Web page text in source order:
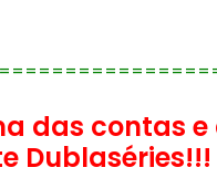
das contas
Dublaséries!!!